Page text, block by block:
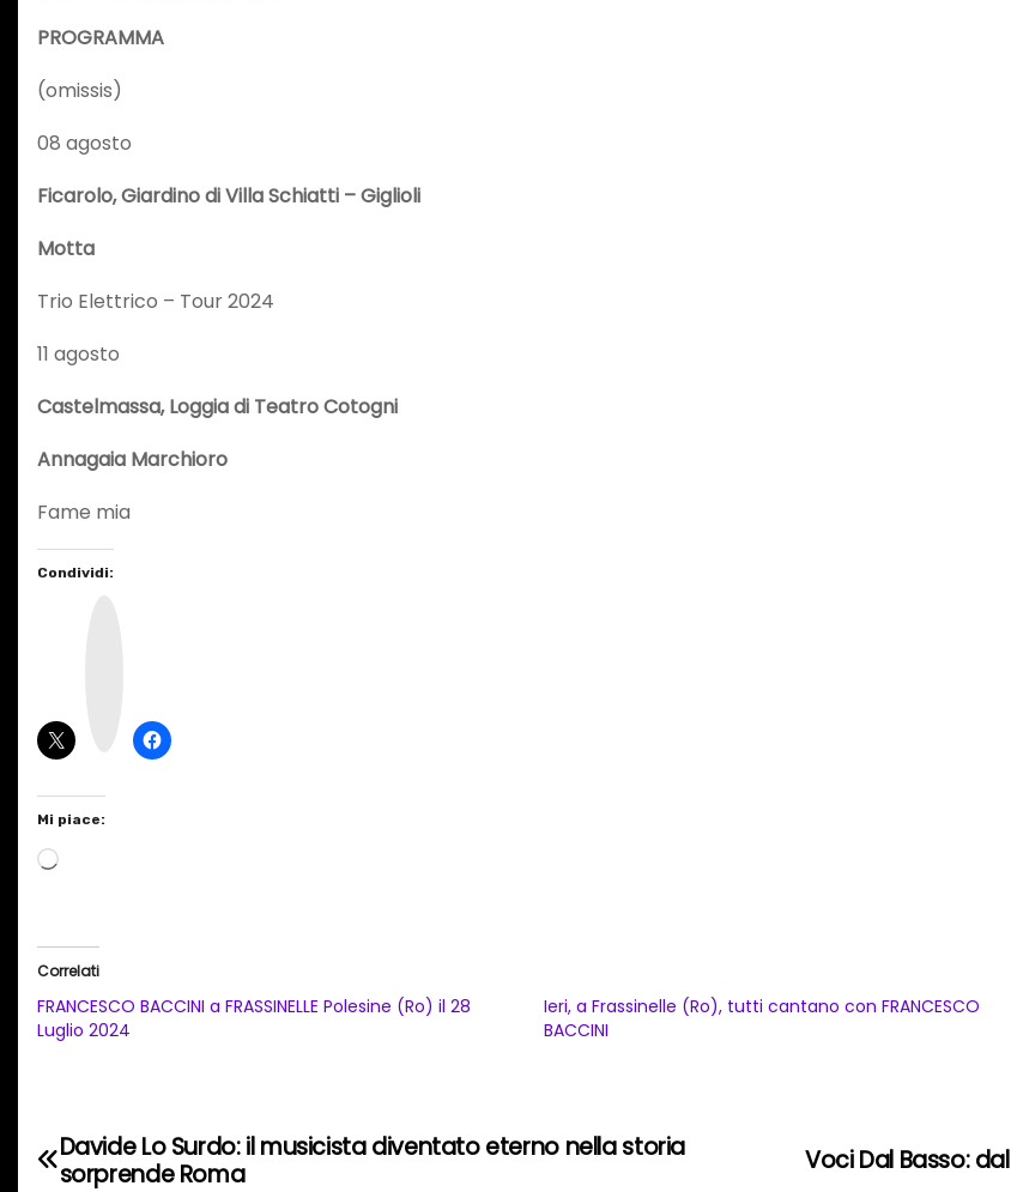
PROGRAMMA
(omissis)
08 agosto
Ficarolo, Giardino di Villa Schiatti – Giglioli
Motta
Trio Elettrico – Tour 2024
11 agosto
Castelmassa, Loggia di Teatro Cotogni
Annagaia Marchioro
Fame mia
Condividi:
Mi piace:
C
a
t
Correlati
FRANCESCO BACCINI a FRASSINELLE Polesine (Ro) il 28
Luglio 2024
Ieri, a Frassinelle (Ro), tutti cantano con FRANCESCO
BACCINI
N
Voci Dal Basso:
Davide Lo Surdo: il musicista diventato eterno nella storia
sorprende Roma